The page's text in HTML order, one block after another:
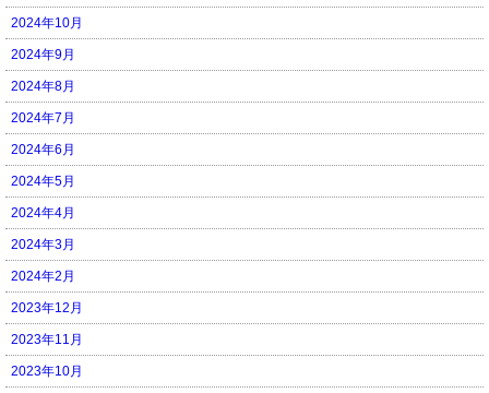
2024年10月
2024年9月
2024年8月
2024年7月
2024年6月
2024年5月
2024年4月
2024年3月
2024年2月
2023年12月
2023年11月
2023年10月